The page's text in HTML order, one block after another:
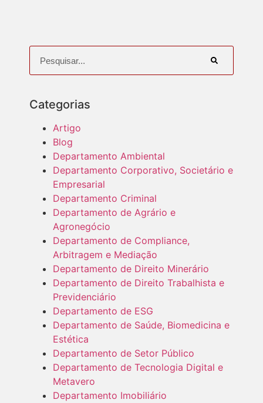
Categorias
Artigo
Blog
Departamento Ambiental
Departamento Corporativo, Societário e
Empresarial
Departamento Criminal
Departamento de Agrário e
Agronegócio
Departamento de Compliance,
Arbitragem e Mediação
Departamento de Direito Minerário
Departamento de Direito Trabalhista e
Previdenciário
Departamento de ESG
Departamento de Saúde, Biomedicina e
Estética
Departamento de Setor Público
Departamento de Tecnologia Digital e
Metavero
Departamento Imobiliário